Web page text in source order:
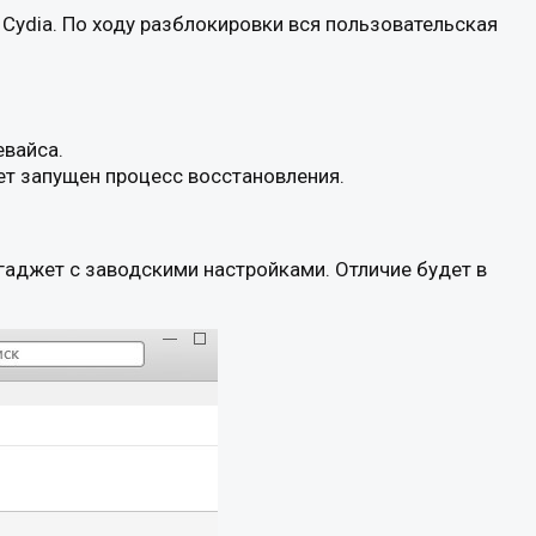
По ходу разблокировки вся пользовательская
запущен процесс восстановления.
с заводскими настройками. Отличие будет в